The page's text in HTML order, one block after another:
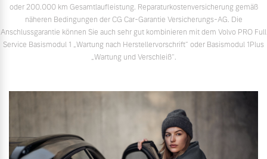
oder 200.000 km Gesamtlaufleistung. Reparaturkostenversicherung gemäß
näheren Bedingungen der CG Car-Garantie Versicherungs-AG. Die
Anschlussgarantie können Sie auch sehr gut kombinieren mit dem Volvo PRO Full
Service Basismodul 1 „Wartung nach Herstellervorschrift“ oder Basismodul 1Plus
„Wartung und Verschleiß“.